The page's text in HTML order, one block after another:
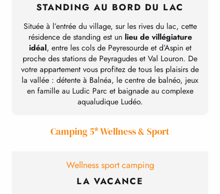
STANDING AU BORD DU LAC
Située à l’entrée du village, sur les rives du lac, cette
résidence de standing est un lieu de villégiature
idéal, entre les cols de Peyresourde et d’Aspin et
proche des stations de Peyragudes et Val Louron. De
votre appartement vous profitez de tous les plaisirs de
la vallée : détente à Balnéa, le centre de balnéo, jeux
en famille au Ludic Parc et baignade au complexe
aqualudique Ludéo.
Camping 5* Wellness & Sport
Wellness sport camping
LA VACANCE